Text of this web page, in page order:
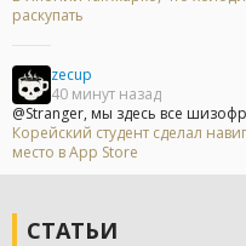
раскупать
zecup
40 минут назад
@Stranger, мы здесь все
Корейский студент сделал
место в App Store
СТАТЬИ